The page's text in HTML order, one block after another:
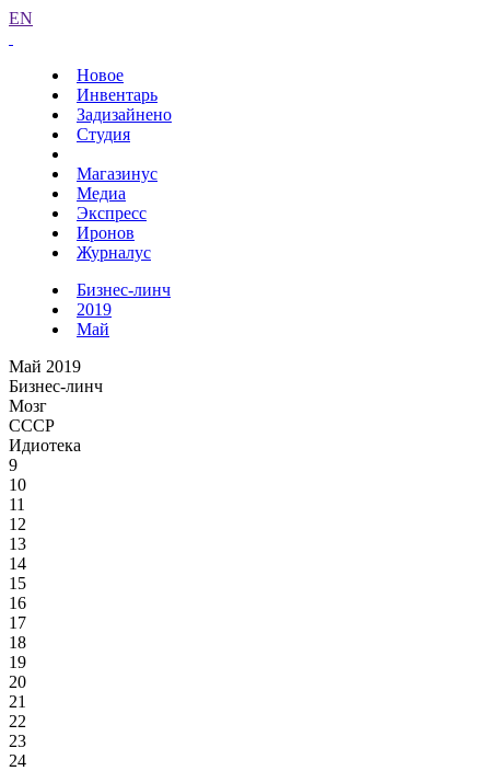
EN
Новое
Инвентарь
Задизайнено
Студия
Магазинус
Медиа
Экспресс
Иронов
Журналус
Бизнес-линч
2019
Май
Май 2019
Бизнес-линч
Мозг
СССР
Идиотека
9
10
11
12
13
14
15
16
17
18
19
20
21
22
23
24